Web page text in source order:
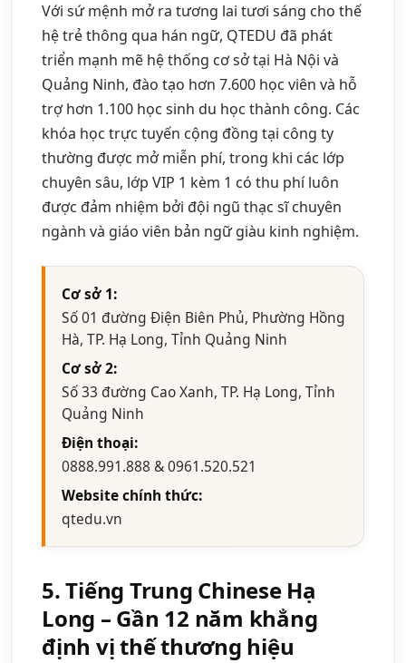
Với sứ mệnh mở ra tương lai tươi sáng cho thế
hệ trẻ thông qua hán ngữ, QTEDU đã phát
triển mạnh mẽ hệ thống cơ sở tại Hà Nội và
Quảng Ninh, đào tạo hơn 7.600 học viên và hỗ
trợ hơn 1.100 học sinh du học thành công. Các
khóa học trực tuyến cộng đồng tại công ty
thường được mở miễn phí, trong khi các lớp
chuyên sâu, lớp VIP 1 kèm 1 có thu phí luôn
được đảm nhiệm bởi đội ngũ thạc sĩ chuyên
ngành và giáo viên bản ngữ giàu kinh nghiệm.
Cơ sở 1:
Số 01 đường Điện Biên Phủ, Phường Hồng
Hà, TP. Hạ Long, Tỉnh Quảng Ninh
Cơ sở 2:
Số 33 đường Cao Xanh, TP. Hạ Long, Tỉnh
Quảng Ninh
Điện thoại:
0888.991.888 & 0961.520.521
Website chính thức:
qtedu.vn
5. Tiếng Trung Chinese Hạ
Long – Gần 12 năm khẳng
định vị thế thương hiệu